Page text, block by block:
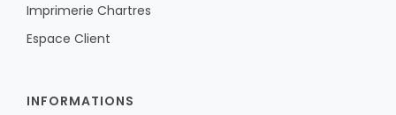
Imprimerie Chartres
Espace Client
INFORMATIONS